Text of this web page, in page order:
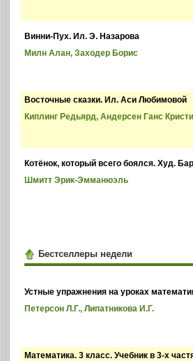
Винни-Пух. Ил. Э. Назарова
Милн Алан, Заходер Борис
Восточные сказки. Ил. Аси Любимовой
Киплинг Редьярд, Андерсен Ганс
Котёнок, который всего боялся. Худ.
Шмитт Эрик-Эмманюэль
Бестселлеры недели
Устные упражнения на уроках
Петерсон Л.Г., Липатникова И.Г.
Математика. 3 класс. Учебник в 3-х